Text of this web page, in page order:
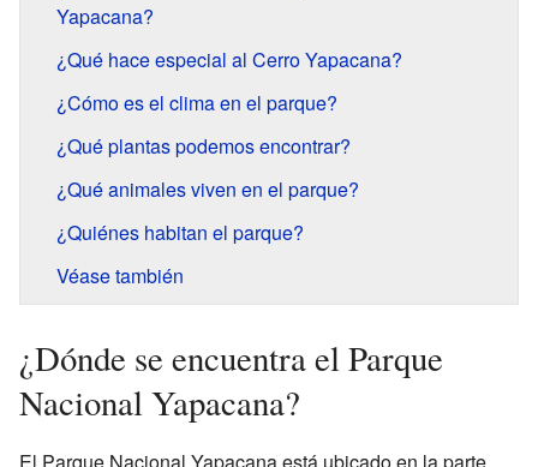
Yapacana?
¿Qué hace especial al Cerro Yapacana?
¿Cómo es el clima en el parque?
¿Qué plantas podemos encontrar?
¿Qué animales viven en el parque?
¿Quiénes habitan el parque?
Véase también
¿Dónde se encuentra el Parque
Nacional Yapacana?
El Parque Nacional Yapacana está ubicado en la parte